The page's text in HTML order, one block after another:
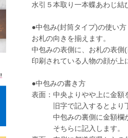
水引５本取り一本蝶あわじ結
●中包み(封筒タイプ)の使い方
お札の向きを揃えます。
中包みの表側に、お札の表側(
印刷されている人物の顔が上
●中包みの書き方
表面：中央よりやや上に金額
旧字で記入するとより丁
中包みの裏側に金額欄が
そちらに記入します。